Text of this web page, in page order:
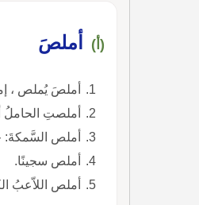
(أ) أملصَ
أملصَ يُملص ،
أملصتِ الحاملُ
أملص السَّمكةَ:
أملص سجينًا.
أملص اللاّعبُ